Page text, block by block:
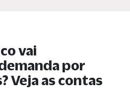
vai
por
Veja as contas